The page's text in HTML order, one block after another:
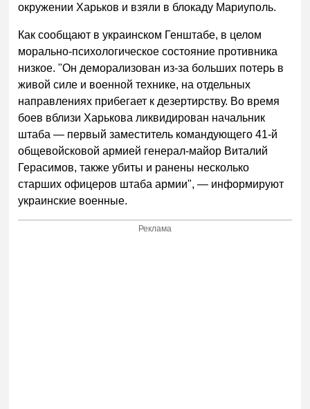
окружении Харьков и взяли в блокаду Мариуполь.
Как сообщают в украинском Генштабе, в целом
морально-психологическое состояние противника
низкое. "Он деморализован из-за больших потерь в
живой силе и военной технике, на отдельных
направлениях прибегает к дезертирству. Во время
боев вблизи Харькова ликвидирован начальник
штаба — первый заместитель командующего 41-й
общевойсковой армией генерал-майор Виталий
Герасимов, также убиты и ранены несколько
старших офицеров штаба армии", — информируют
украинские военные.
Реклама